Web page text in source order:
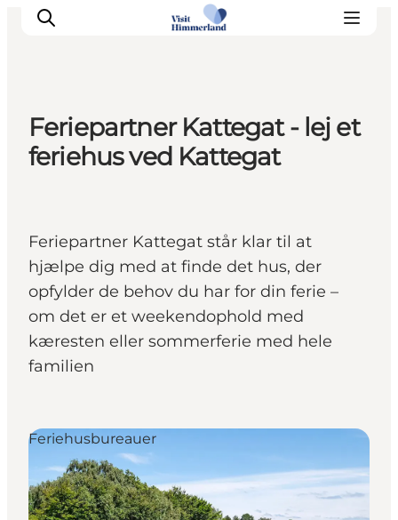
Oplev Himmerland
Planlæg din ferie
Book Oplevelser
Praktisk info
Feriepartner Kattegat - lej et
feriehus ved Kattegat
Feriepartner Kattegat står klar til at
hjælpe dig med at finde det hus, der
opfylder de behov du har for din ferie –
om det er et weekendophold med
kæresten eller sommerferie med hele
familien
Feriehusbureauer